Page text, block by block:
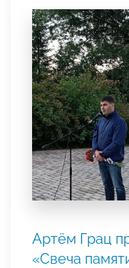
Артём Грац
«Свеча